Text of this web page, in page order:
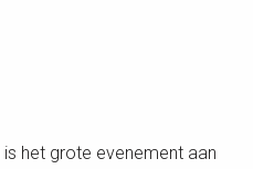
het grote evenement aan